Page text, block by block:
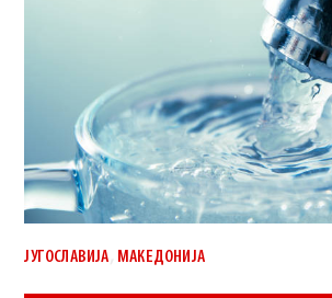
ЈУГОСЛАВИЈА МАКЕДОНИЈА